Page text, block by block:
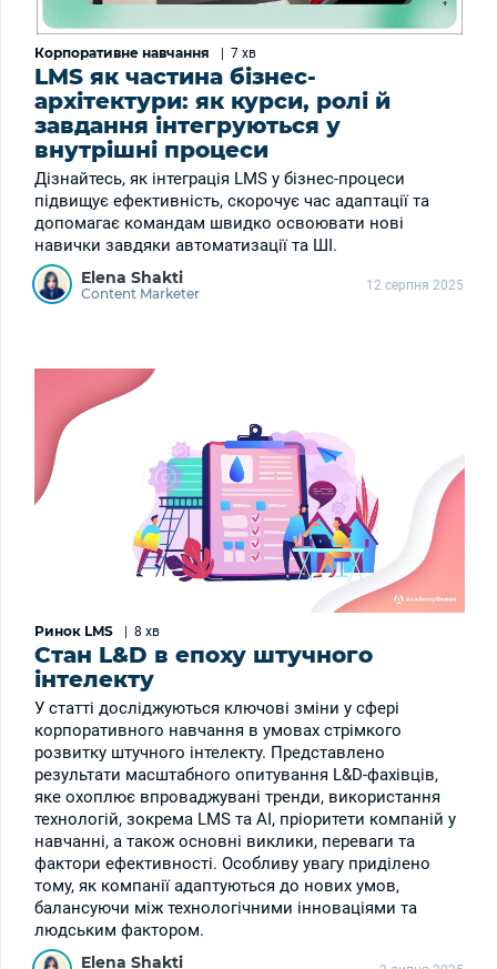
Корпоративне навчання 7 хв
LMS як частина бізнес-
архітектури: як курси, ролі й
завдання інтегруються у
внутрішні процеси
Дізнайтесь, як інтеграція LMS у бізнес-процеси
підвищує ефективність, скорочує час адаптації та
допомагає командам швидко освоювати нові
навички завдяки автоматизації та ШІ.
Elena Shakti
Content Marketer 12 серпня 2025
Ринок LMS 8 хв
Стан L&D в епоху штучного
інтелекту
У статті досліджуються ключові зміни у сфері
корпоративного навчання в умовах стрімкого
розвитку штучного інтелекту. Представлено
результати масштабного опитування L&D-фахівців,
яке охоплює впроваджувані тренди, використання
технологій, зокрема LMS та AI, пріоритети компаній у
навчанні, а також основні виклики, переваги та
фактори ефективності. Особливу увагу приділено
тому, як компанії адаптуються до нових умов,
балансуючи між технологічними інноваціями та
людським фактором.
Elena Shakti